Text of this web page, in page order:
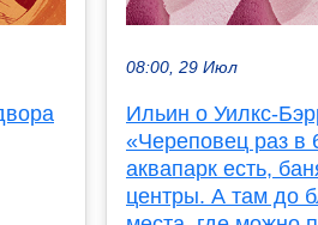
08:00, 29 Июл
Ильин о Уилкс-
«Череповец раз в
аквапарк есть,
центры. А там до